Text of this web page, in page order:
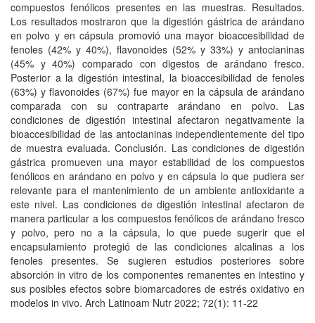
compuestos fenólicos presentes en las muestras. Resultados.
Los resultados mostraron que la digestión gástrica de arándano
en polvo y en cápsula promovió una mayor bioaccesibilidad de
fenoles (42% y 40%), flavonoides (52% y 33%) y antocianinas
(45% y 40%) comparado con digestos de arándano fresco.
Posterior a la digestión intestinal, la bioaccesibilidad de fenoles
(63%) y flavonoides (67%) fue mayor en la cápsula de arándano
comparada con su contraparte arándano en polvo. Las
condiciones de digestión intestinal afectaron negativamente la
bioaccesibilidad de las antocianinas independientemente del tipo
de muestra evaluada. Conclusión. Las condiciones de digestión
gástrica promueven una mayor estabilidad de los compuestos
fenólicos en arándano en polvo y en cápsula lo que pudiera ser
relevante para el mantenimiento de un ambiente antioxidante a
este nivel. Las condiciones de digestión intestinal afectaron de
manera particular a los compuestos fenólicos de arándano fresco
y polvo, pero no a la cápsula, lo que puede sugerir que el
encapsulamiento protegió de las condiciones alcalinas a los
fenoles presentes. Se sugieren estudios posteriores sobre
absorción in vitro de los componentes remanentes en intestino y
sus posibles efectos sobre biomarcadores de estrés oxidativo en
modelos in vivo. Arch Latinoam Nutr 2022; 72(1): 11-22